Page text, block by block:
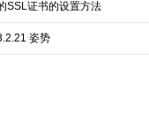
SSL证书的设置方法
姿势